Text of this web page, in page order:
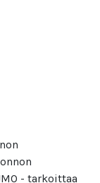
- tarkoittaa